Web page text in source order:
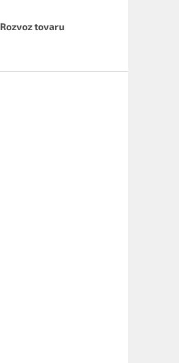
Rozvoz tovaru